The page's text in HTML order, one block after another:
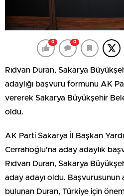
0 0
Rıdvan Duran, Sakarya
adaylığı başvuru formunu AK
vererek Sakarya Büyükşehir
oldu.
AK Parti Sakarya İl Başkan
Cerrahoğlu’na aday adaylık
Rıdvan Duran, Sakarya
aday adayı oldu. Başvurusunun
bulunan Duran, Türkiye için